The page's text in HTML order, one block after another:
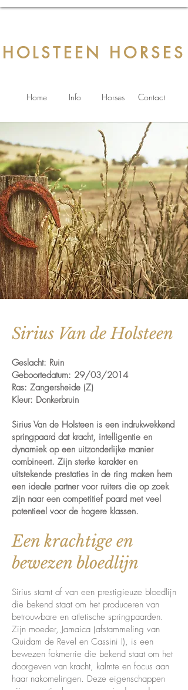
HOLSTEEN HORSES
Home Info Horses Contact
Sirius Van de Holsteen
Geslacht: Ruin
Geboortedatum: 29/03/2014
Ras: Zangersheide (Z)
Kleur: Donkerbruin
Sirius Van de Holsteen is een indrukwekkend
springpaard dat kracht, intelligentie en
dynamiek op een uitzonderlijke manier
combineert. Zijn sterke karakter en
uitstekende prestaties in de ring maken hem
een ideale partner voor ruiters die op zoek
zijn naar een competitief paard met veel
potentieel voor de hogere klassen.
Een krachtige en
bewezen bloedlijn
Sirius stamt af van een prestigieuze bloedlijn
die bekend staat om het produceren van
betrouwbare en atletische springpaarden.
Zijn moeder, Jamaica (afstammeling van
Quidam de Revel en Cassini I), is een
bewezen fokmerrie die bekend staat om het
doorgeven van kracht, kalmte en focus aan
haar nakomelingen. Deze eigenschappen